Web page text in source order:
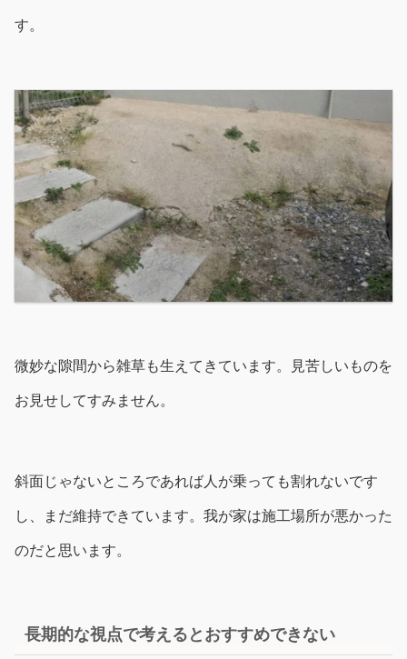
す。
微妙な隙間から雑草も生えてきています。見苦しいものを
お見せしてすみません。
斜面じゃないところであれば人が乗っても割れないです
し、まだ維持できています。我が家は施工場所が悪かった
のだと思います。
長期的な視点で考えるとおすすめできない